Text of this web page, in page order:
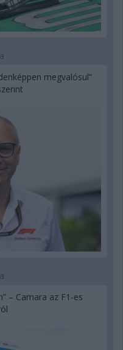
megvalósul”
– Camara az F1-es